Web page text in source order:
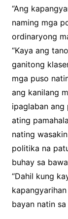
“Ang
naming mga
ordinaryong
“Kaya ang
ganitong
mga puso
ang kanilang
ipaglaban ang
ating
nating
politika na
buhay sa
“Dahil kung
bayan natin